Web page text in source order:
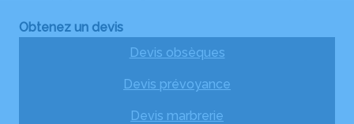
Obtenez un devis
Devis obsèques
Devis prévoyance
Devis marbrerie